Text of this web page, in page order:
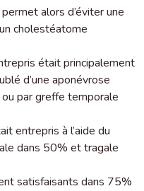
alors d’éviter une
cholestéatome
était principalement
d’une aponévrose
par greffe temporale
entrepris à l’aide du
dans 50% et tragale
satisfaisants dans 75%